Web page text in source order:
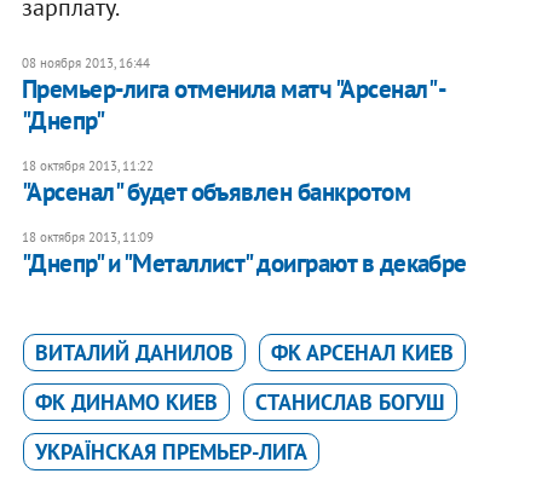
зарплату.
08 ноября 2013, 16:44
Премьер-лига отменила матч "Арсенал" -
"Днепр"
18 октября 2013, 11:22
"Арсенал" будет объявлен банкротом
18 октября 2013, 11:09
"Днепр" и "Металлист" доиграют в декабре
ВИТАЛИЙ ДАНИЛОВ
ФК АРСЕНАЛ КИЕВ
ФК ДИНАМО КИЕВ
СТАНИСЛАВ БОГУШ
УКРАЇНСКАЯ ПРЕМЬЕР-ЛИГА